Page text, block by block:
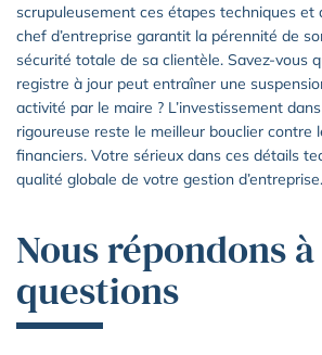
scrupuleusement ces étapes techniques et
chef d’entreprise garantit la pérennité de
sécurité totale de sa clientèle. Savez-vous
registre à jour peut entraîner une
activité par le maire ? L’investissement
rigoureuse reste le meilleur bouclier contre
financiers. Votre sérieux dans ces détails
qualité globale de votre gestion d’entreprise.
Nous répondons
questions